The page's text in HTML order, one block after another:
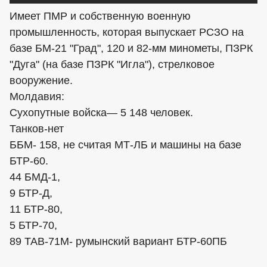
Имеет ПМР и собственную военную
промышленность, которая выпускает РСЗО на
базе БМ-21 "Град", 120 и 82-мм минометы, ПЗРК
"Дуга" (на базе ПЗРК "Игла"), стрелковое
вооружение.
Молдавия:
Сухопутные войска— 5 148 человек.
Танков-нет
ББМ- 158, не считая МТ-ЛБ и машины на базе
БТР-60.
44 БМД-1,
9 БТР-Д,
11 БТР-80,
5 БТР-70,
89 TAB-71M- румынский вариант БТР-60ПБ